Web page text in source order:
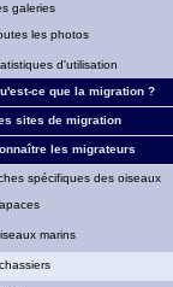
galeries
les photos
d'utilisation
ce que la migration ?
sites de migration
les migrateurs
spécifiques des oiseaux
marins